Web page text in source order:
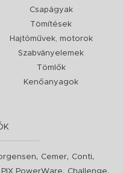
Csapágyak
Tömítések
Hajtóművek, motorok
Szabványelemek
Tömlők
Kenőanyagok
, Cemer, Conti,
, ,